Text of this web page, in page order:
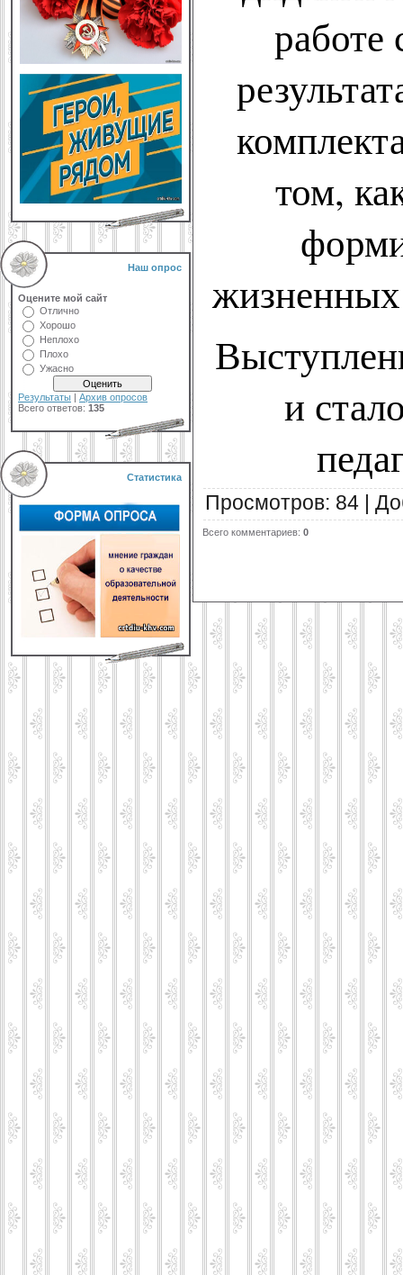
Наш опрос
Оцените мой сайт
Отлично
Хорошо
Неплохо
Плохо
Ужасно
Результаты | Архив опросов
Всего ответов: 135
Статистика
работе
том,
и
Просмотров: 84
Всего комментариев: 0